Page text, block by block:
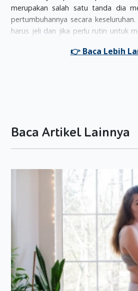
merupakan salah satu tanda dia
pertumbuhannya secara
harus jeli dan jika perlu rutin untuk
sekitar dirinya. Untuk mengamati
maka Moms sebagai orang
kemampuan berfikir anak secara
lainnya, kemampuan mengingat
memahami bahasa, termasuk
Perkembangan Sosial
Pada tahap pertumbuhan dan
anak, maka Moms bisa
kemampuan mereka dalam
bagaimana cara mereka
sosialnya terhadap lingkungan
bisa mengamati bagaimana cara dia
Baca Artikel Lainnya